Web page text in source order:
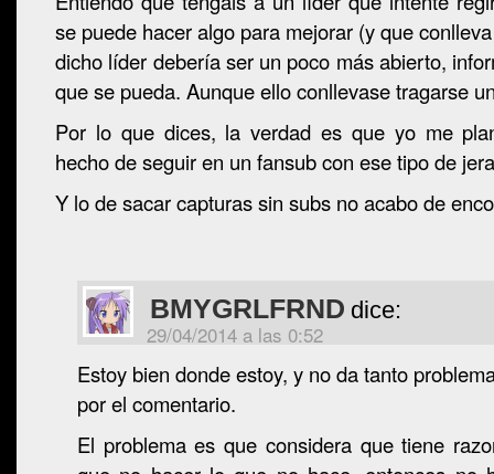
se puede hacer algo para mejorar (y que
dicho líder debería ser un poco más abierto,
que se pueda. Aunque ello conllevase tragarse
Por lo que dices, la verdad es que yo me
hecho de seguir en un fansub con ese tipo de
Y lo de sacar capturas sin subs no acabo de
BMYGRLFRND dice:
29/04/2014 a las 0:52
Estoy bien donde estoy, y no da tanto
por el comentario.
El problema es que considera que tiene